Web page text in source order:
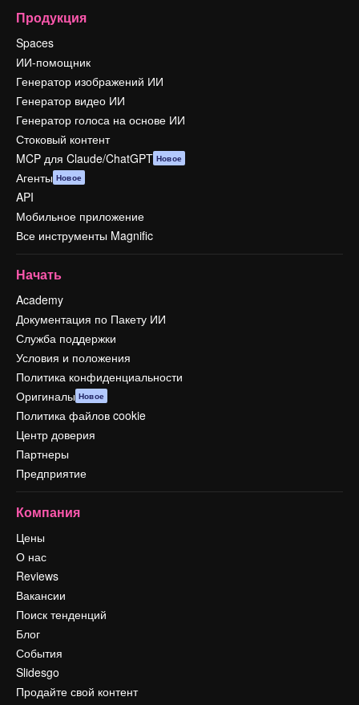
Продукция
Spaces
ИИ-помощник
Генератор изображений ИИ
Генератор видео ИИ
Генератор голоса на основе ИИ
Стоковый контент
MCP для Claude/ChatGPT Новое
Агенты Новое
API
Мобильное приложение
Все инструменты Magnific
Начать
Academy
Документация по Пакету ИИ
Служба поддержки
Условия и положения
Политика конфиденциальности
Оригиналы Новое
Политика файлов cookie
Центр доверия
Партнеры
Предприятие
Компания
Цены
О нас
Reviews
Вакансии
Поиск тенденций
Блог
События
Slidesgo
Продайте свой контент